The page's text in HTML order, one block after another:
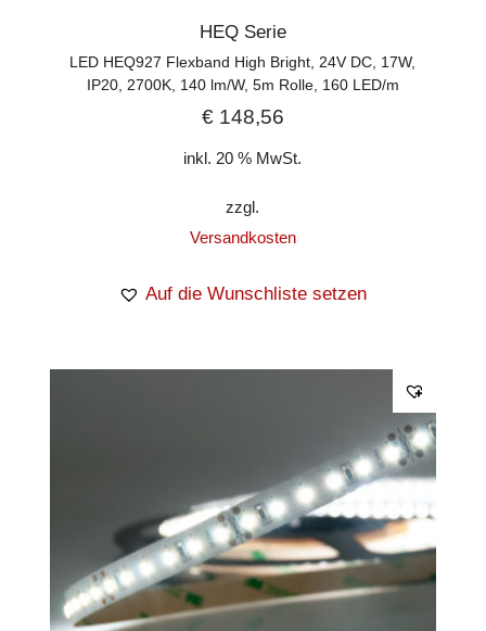
HEQ Serie
LED HEQ927 Flexband High Bright, 24V DC, 17W,
IP20, 2700K, 140 lm/W, 5m Rolle, 160 LED/m
€148,56
inkl. 20 % MwSt.
zzgl.
Versandkosten
Auf die Wunschliste setzen